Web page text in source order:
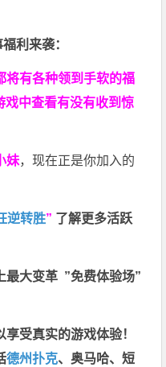
利来袭：
将有各种领到手软的福
戏中查看有没有收到惊
妹，现在正是你加入的
逆转胜” 了解更多活跃
最大变革 ”免费体验场”
受真实的游戏体验！
德州扑克、奥马哈、短